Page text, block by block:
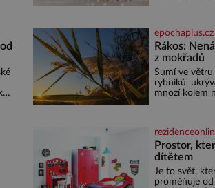
sladkých. Sůl
v ani ne
než je pro
běžné. Její
sodík a chlór
pro správné
epochaplus.cz
Rákos:
z mokřadů
Šumí ve větru
rybníků,
mnozí kolem
texty a
pověstí. Tato
užitečná
člověka už
lidí vnímá
obyčejnou
Prostor,
dítětem
Je to svět,
proměňuje